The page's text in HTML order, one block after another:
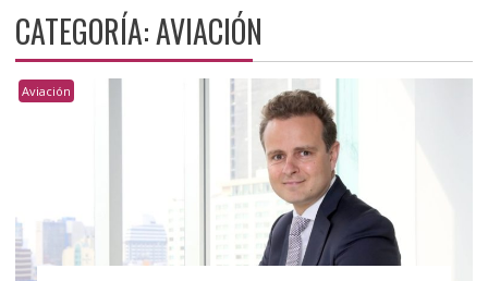
CATEGORÍA:AVIACIÓN
Aviación